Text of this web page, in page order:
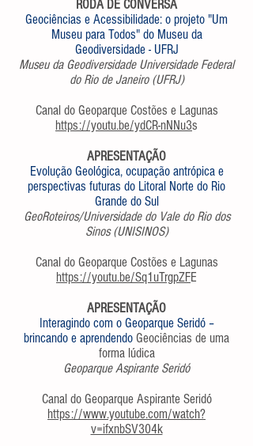
RODA DE CONVERSA
Geociências e Acessibilidade: o projeto "Um
Museu para Todos" do Museu da
Geodiversidade - UFRJ
Museu da Geodiversidade Universidade Federal
do Rio de Janeiro (UFRJ)
Canal do Geoparque Costões e Lagunas
https://youtu.be/ydCR-nNNu3s
APRESENTAÇÃO
Evolução Geológica, ocupação antrópica e
perspectivas futuras do Litoral Norte do Rio
Grande do Sul
GeoRoteiros/Universidade do Vale do Rio dos
Sinos (UNISINOS)
Canal do Geoparque Costões e Lagunas
https://youtu.be/Sq1uTrgpZFE
APRESENTAÇÃO
Interagindo com o Geoparque Seridó –
brincando e aprendendo Geociências de uma
forma lúdica
Geoparque Aspirante Seridó
Canal do Geoparque Aspirante Seridó
https://www.youtube.com/watch?
v=ifxnbSV304k